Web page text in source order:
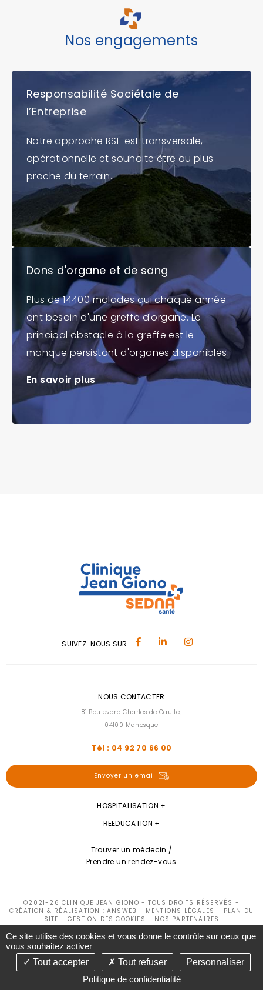
Nos engagements
Responsabilité Sociétale de
l’Entreprise
Notre approche RSE est transversale,
opérationnelle et souhaite être au plus
proche du terrain.
Dons d'organe et de sang
Plus de 14400 malades qui chaque année
ont besoin d'une greffe d'organe. Le
principal obstacle à la greffe est le
manque persistant d'organes disponibles.
En savoir plus
SUIVEZ-NOUS SUR
NOUS CONTACTER
81 Boulevard Charles de Gaulle,
04100 Manosque
Tél : 04 92 70 66 00
Envoyer un email
HOSPITALISATION
REEDUCATION
Trouver un médecin /
Prendre un rendez-vous
©2021-26 CLINIQUE JEAN GIONO - TOUS DROITS RÉSERVÉS -
CRÉATION & RÉALISATION : ANSWEB - MENTIONS LÉGALES - PLAN DU
SITE - GESTION DES COOKIES - NOS PARTENAIRES
Ce site utilise des cookies et vous donne le contrôle sur ceux que
vous souhaitez activer
Tout accepter
Tout refuser
Personnaliser
Politique de confidentialité